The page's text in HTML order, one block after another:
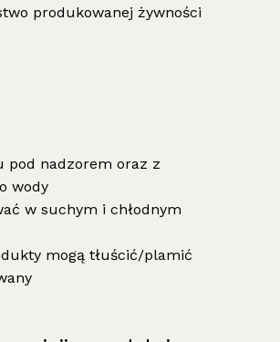
produkowanej żywności
pod nadzorem oraz z
wody
w suchym i chłodnym
mogą tłuścić/plamić